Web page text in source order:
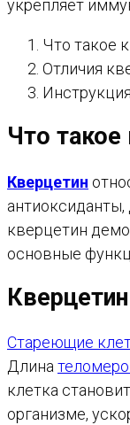
укрепляет
Что такое
Отличия
Что такое
Кверцетин
кверцетин
основные
Стареющие
Длина
клетка
организме,